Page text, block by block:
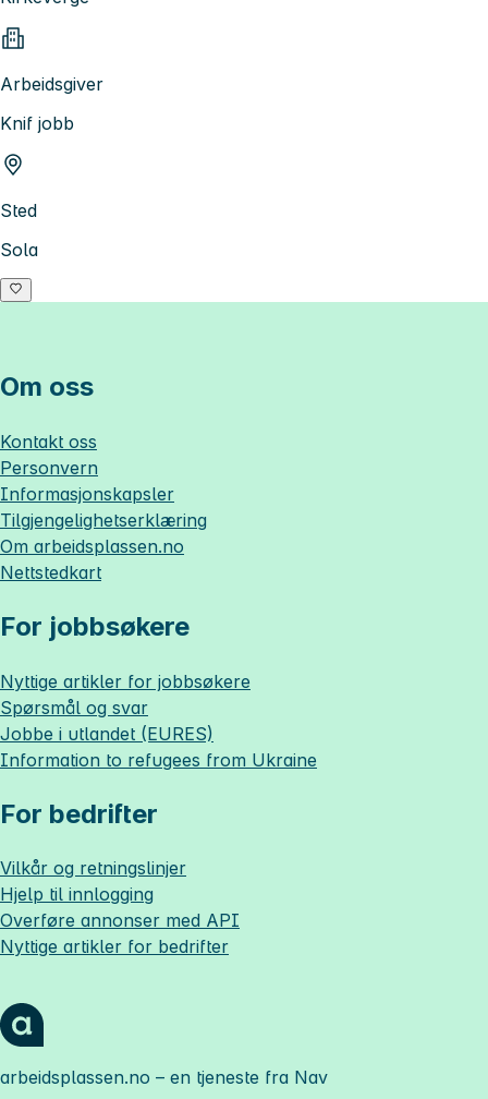
Arbeidsgiver
Knif jobb
Sted
Sola
Om oss
Kontakt oss
Personvern
Informasjonskapsler
Tilgjengelighetserklæring
Om arbeidsplassen.no
Nettstedkart
For jobbsøkere
Nyttige artikler for jobbsøkere
Spørsmål og svar
Jobbe i utlandet (EURES)
Information to refugees from Ukraine
For bedrifter
Vilkår og retningslinjer
Hjelp til innlogging
Overføre annonser med API
Nyttige artikler for bedrifter
arbeidsplassen.no – en tjeneste fra Nav